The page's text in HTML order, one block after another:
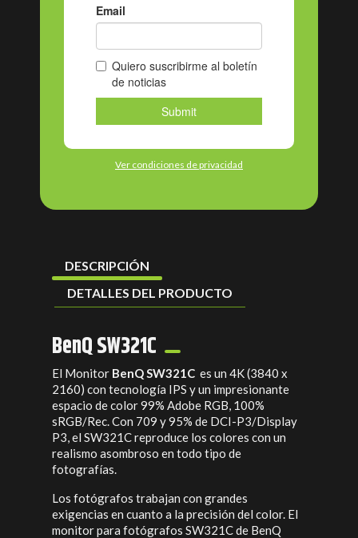
Ver condiciones de privacidad
DESCRIPCIÓN
DETALLES DEL PRODUCTO
BenQ SW321C
El Monitor BenQ SW321C es un 4K (3840 x
2160) con tecnología IPS y un impresionante
espacio de color 99% Adobe RGB, 100%
sRGB/Rec. Con 709 y 95% de DCI-P3/Display
P3, el SW321C reproduce los colores con un
realismo asombroso en todo tipo de
fotografías.
Los fotógrafos trabajan con grandes
exigencias en cuanto a la precisión del color. El
monitor para fotógrafos SW321C de BenQ